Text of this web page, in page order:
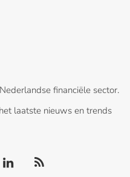
financiële sector.
laatste nieuws en trends